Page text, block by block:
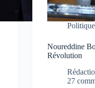
Politique
Noureddine
Révolution
27